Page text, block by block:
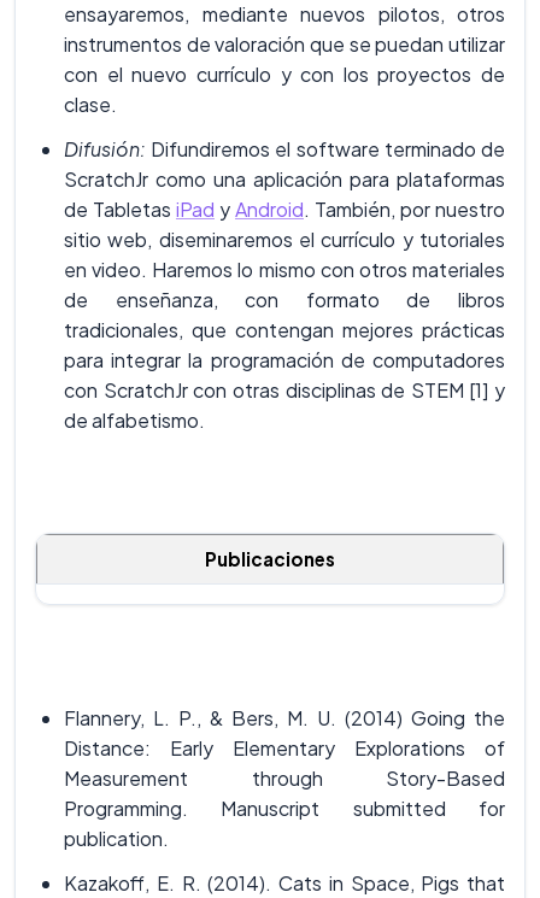
ensayaremos, mediante nuevos pilotos, otros
instrumentos de valoración que se puedan utilizar
con el nuevo currículo y con los proyectos de
clase.
Difusión: Difundiremos el software terminado de
ScratchJr como una aplicación para plataformas
de Tabletas iPad yAndroid. También, por nuestro
sitio web, diseminaremos el currículo y tutoriales
en video. Haremos lo mismo con otros materiales
de enseñanza, con formato de libros
tradicionales, que contengan mejores prácticas
para integrar la programación de computadores
con ScratchJr con otras disciplinas de STEM [1] y
de alfabetismo.
Publicaciones
Flannery, L. P., & Bers, M. U. (2014) Going the
Distance: Early Elementary Explorations of
Measurement through Story-Based
Programming. Manuscript submitted for
publication.
Kazakoff, E. R. (2014). Cats in Space, Pigs that